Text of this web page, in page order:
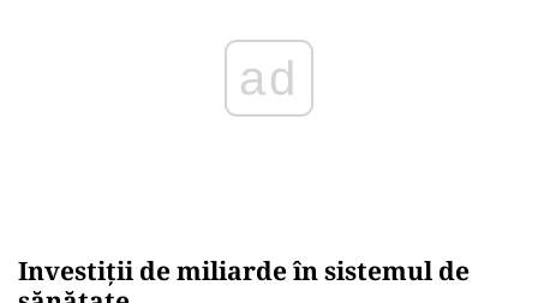
Investiții de miliarde în sistemul de